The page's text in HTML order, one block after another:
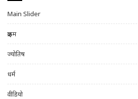
Main Slider
क्राइम
ज्योतिष
धर्म
वीडियो